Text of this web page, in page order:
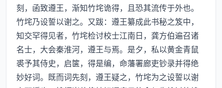
刻，函致遵王，渐知竹垞诡得，且恐其流传于外也。
竹垞乃设誓以谢之。又跋：遵王纂成此书秘之笈中，
知交罕得见者，竹垞检讨校士江南日，龚方伯遍召诸
名士，大会秦淮河，遵王与焉。是夕，私以黄金青鼠
裘予其侍史，启箧，得是编，命藩署廊吏钞录并得绝
妙好词。既而词先刻，遵王疑之，竹垞为之设誓以谢